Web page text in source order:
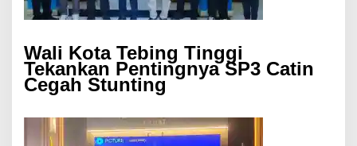
Wali Kota Tebing Tinggi
Tekankan Pentingnya SP3 Catin
Cegah Stunting